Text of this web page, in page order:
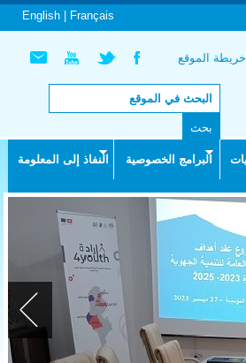
English | Français
خريطة الموقع
البرامج الخصوصية النفاذ إلى المعلومة